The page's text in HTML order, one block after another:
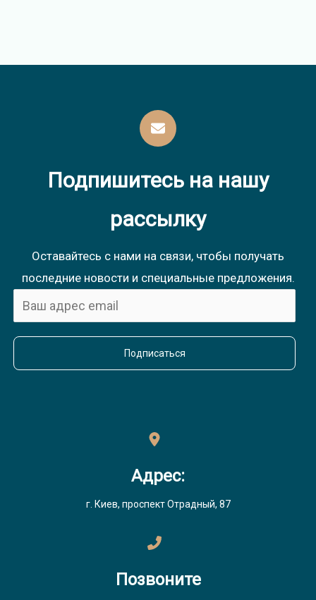
Подпишитесь на нашу
рассылку
Оставайтесь с нами на связи, чтобы получать
последние новости и специальные предложения.
Подписаться
Адрес:
г. Киев, проспект Отрадный, 87
Позвоните